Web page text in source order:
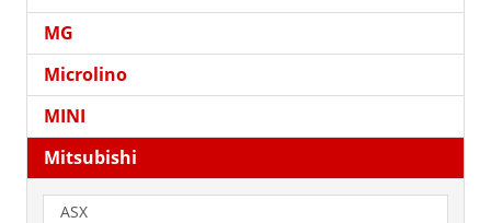
MG
Microlino
MINI
Mitsubishi
ASX